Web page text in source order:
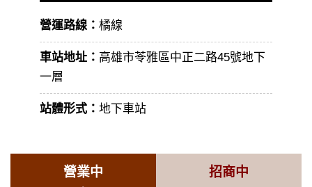
營運路線： 橘線
車站地址： 高雄市苓雅區中正二路45號地下
一層
站體形式： 地下車站
營業中 招商中